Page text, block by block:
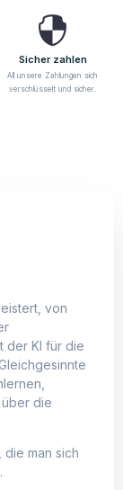
Sicher zahlen
All unsere Zahlungen sich
verschlüsselt und sicher.
von
der KI für die
die
man sich